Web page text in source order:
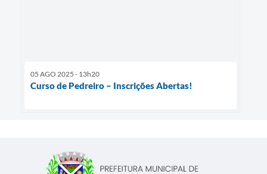
05 AGO 2025 - 13h20
Curso de Pedreiro – Inscrições Abertas!